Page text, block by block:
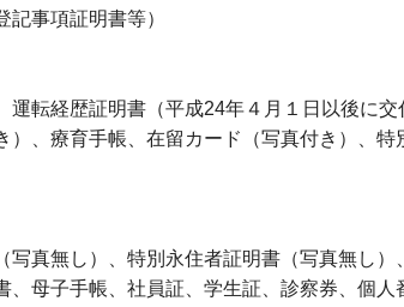
事項証明書等）
転経歴証明書（平成24年４月１日以後に
、療育手帳、在留カード（写真付き）、
真無し）、特別永住者証明書（写真無し
母子手帳、社員証、学生証、診察券、個人